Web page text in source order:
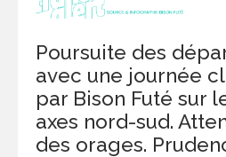
Poursuite des
avec une journée
par Bison Futé sur
axes nord-sud.
des orages.